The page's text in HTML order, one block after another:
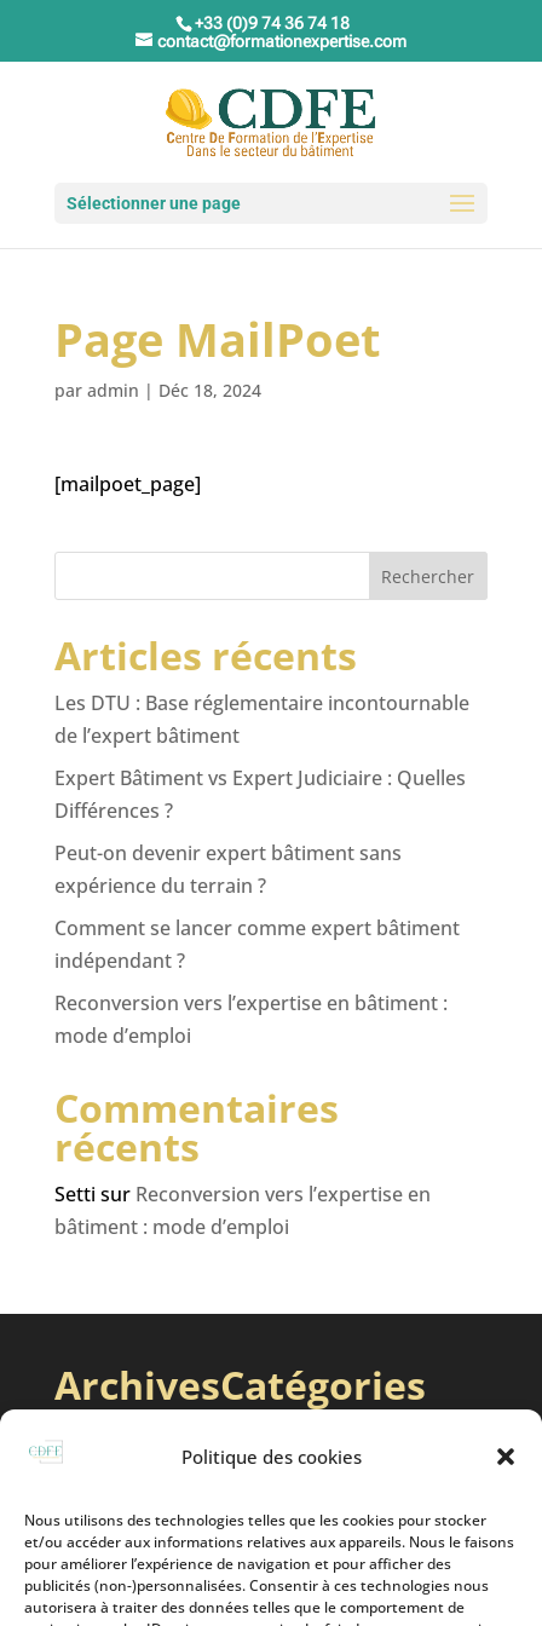
Politique des cookies
Nous utilisons des technologies telles que les cookies pour stocker
et/ou accéder aux informations relatives aux appareils. Nous le faisons
pour améliorer l’expérience de navigation et pour afficher des
publicités (non-)personnalisées. Consentir à ces technologies nous
autorisera à traiter des données telles que le comportement de
+33 (0)9 74 36 74 18
contact@formationexpertise.com
Sélectionner une page
Page MailPoet
par admin | Déc 18, 2024
[mailpoet_page]
Rechercher
Articles récents
Les DTU : Base réglementaire incontournable
de l’expert bâtiment
Expert Bâtiment vs Expert Judiciaire : Quelles
Différences ?
Peut-on devenir expert bâtiment sans
expérience du terrain ?
Comment se lancer comme expert bâtiment
indépendant ?
Reconversion vers l’expertise en bâtiment :
mode d’emploi
Commentaires
récents
Setti sur Reconversion vers l’expertise en
bâtiment : mode d’emploi
ArchivesCatégories